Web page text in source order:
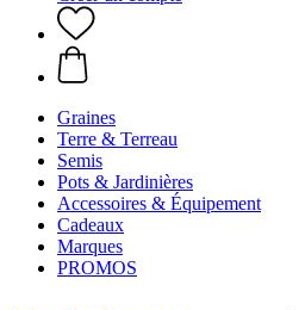
Graines
Terre & Terreau
Semis
Pots & Jardinières
Accessoires & Équipement
Cadeaux
Marques
PROMOS